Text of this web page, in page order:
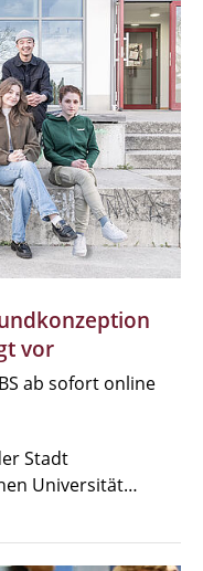
vor
ab sofort online
Stadt
Universität…